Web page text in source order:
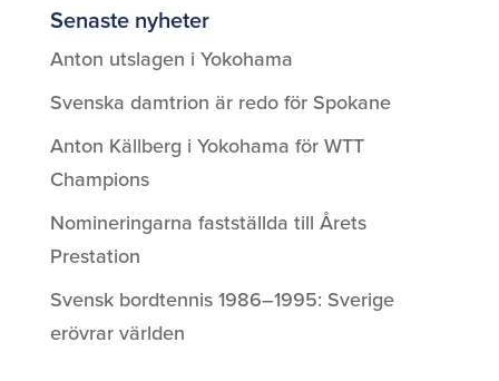
Senaste nyheter
Anton utslagen i Yokohama
Svenska damtrion är redo för Spokane
Anton Källberg i Yokohama för WTT
Champions
Nomineringarna fastställda till Årets
Prestation
Svensk bordtennis 1986–1995: Sverige
erövrar världen